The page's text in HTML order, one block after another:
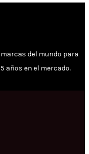
del mundo para
años en el mercado.